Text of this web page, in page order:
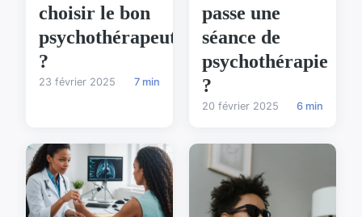
choisir le bon
psychothérapeute
?
23 février 2025 7 min
passe une
séance de
psychothérapie
?
20 février 2025 6 min